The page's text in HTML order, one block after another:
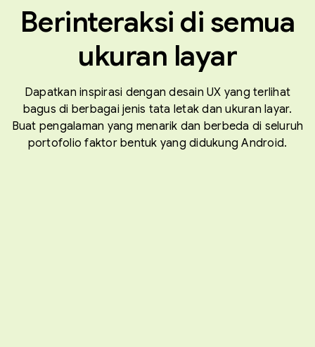
Berinteraksi di semua
ukuran layar
Dapatkan inspirasi dengan desain UX yang terlihat
bagus di berbagai jenis tata letak dan ukuran layar.
Buat pengalaman yang menarik dan berbeda di seluruh
portofolio faktor bentuk yang didukung Android.